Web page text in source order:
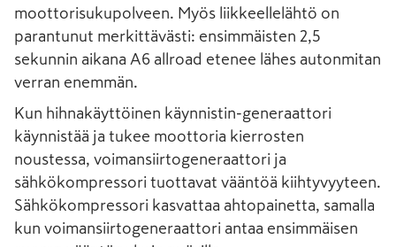
moottorisukupolveen. Myös liikkeellelähtö on
parantunut merkittävästi: ensimmäisten 2,5
sekunnin aikana A6 allroad etenee lähes autonmitan
verran enemmän.
Kun hihnakäyttöinen käynnistin-generaattori
käynnistää ja tukee moottoria kierrosten
noustessa, voimansiirtogeneraattori ja
sähkökompressori tuottavat vääntöä kiihtyvyyteen.
Sähkökompressori kasvattaa ahtopainetta, samalla
kun voimansiirtogeneraattori antaa ensimmäisen